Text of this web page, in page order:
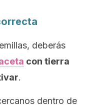
deberás
con tierra
.
dentro de